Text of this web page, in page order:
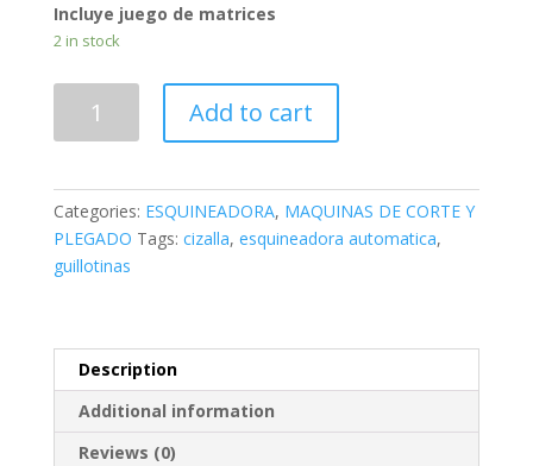
Incluye juego de matrices
2 in stock
COMBINADA
Y
CIZALLAMIENTO
ELECTRICA
CARBONO
Y
ACERO
INOX
Add to cart
Categories: ESQUINEADORA, MAQUINAS DE CORTE Y
PLEGADO Tags: cizalla, esquineadora automatica,
guillotinas
Description
Additional information
Reviews (0)